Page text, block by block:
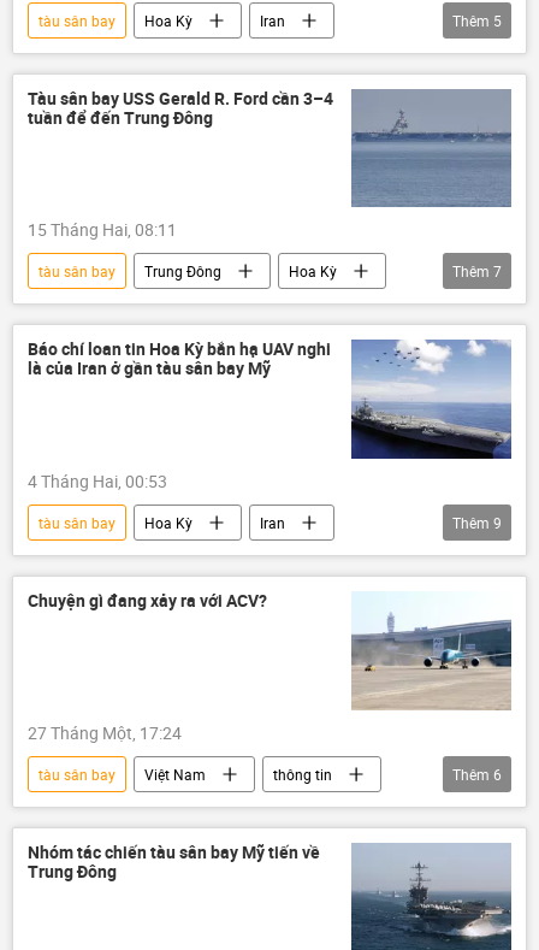
tàu sân bay Hoa Kỳ
Iran
Thế giới
Hải quân Mỹ
Ali Khamenei
tên lửa thông tin
Thêm 5
Tàu sân bay USS Gerald R. Ford cần 3–4
tuần để đến Trung Đông
15 Tháng Hai, 08:11
tàu sân bay Trung Đông
Hoa Kỳ
Thế giới
Báo chí thế giới
Donald Trump
Iran
Gerald R. Ford
Tehran
Washington
Thêm 7
Báo chí loan tin Hoa Kỳ bắn hạ UAV nghi
là của Iran ở gần tàu sân bay Mỹ
4 Tháng Hai, 00:53
tàu sân bay Hoa Kỳ
Iran
thông tin
Thế giới
Báo chí thế giới
Donald Trump
Washington
Thêm 9
Chuyện gì đang xảy ra với ACV?
27 Tháng Một, 17:24
tàu sân bay Việt Nam
thông tin
Cảng hàng không Việt Nam (ACV)
Kinh doanh
Kinh tế
Sân bay
Sân bay Long Thành
Thêm 6
Nhóm tác chiến tàu sân bay Mỹ tiến về
Trung Đông